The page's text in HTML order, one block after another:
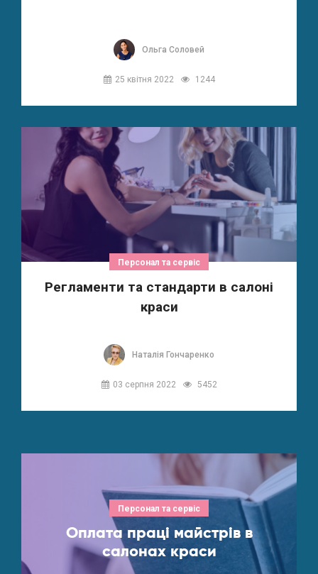
Ольга Соловей
25 квітня 2022 1244
Персонал та сервіс
Регламенти та стандарти в салоні
краси
Наталія Гончаренко
03 серпня 2022 5452
Персонал та сервіс
Оплата праці майстрів в
салонах краси